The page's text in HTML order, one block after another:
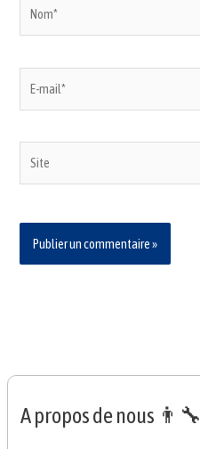
mail*
A propos de nous 👨‍🔧